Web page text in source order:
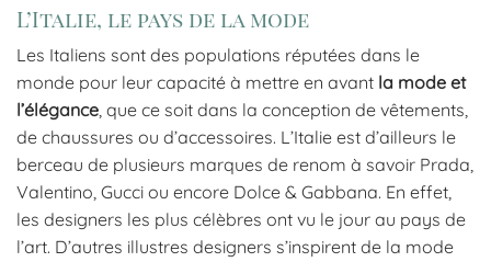
L’Italie, le pays de la mode
Les Italiens sont des populations réputées dans le
monde pour leur capacité à mettre en avant la mode et
l’élégance, que ce soit dans la conception de vêtements,
de chaussures ou d’accessoires. L’Italie est d’ailleurs le
berceau de plusieurs marques de renom à savoir Prada,
Valentino, Gucci ou encore Dolce & Gabbana. En effet,
les designers les plus célèbres ont vu le jour au pays de
l’art. D’autres illustres designers s’inspirent de la mode